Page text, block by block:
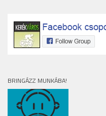
BRINGÁZZ MUNKÁBA!